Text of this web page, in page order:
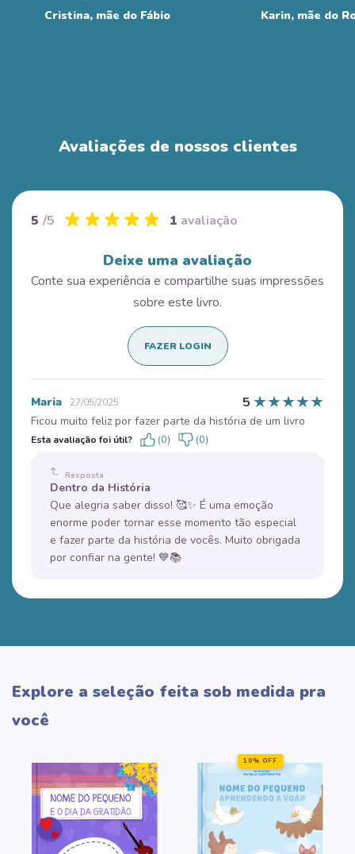
Cristina, mãe do Fábio
Karin, mãe do
Avaliações de nossos clientes
5 /5 1 avaliação
Deixe uma avaliação
Conte sua experiência e compartilhe suas impressões
sobre este livro.
FAZER LOGIN
Maria 27/05/2025 5 ★★★★★
Ficou muito feliz por fazer parte da história de um livro
Esta avaliação foi útil? (0) (0)
Resposta
Dentro da História
Que alegria saber disso! 🥰✨ É uma emoção
enorme poder tornar esse momento tão especial
e fazer parte da história de vocês. Muito obrigada
por confiar na gente! 💙📚
Explore a seleção feita sob medida pra
você
10% OFF